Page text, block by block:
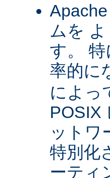
ムを
す。
率的に
によっ
POSIX
ットワ
特別化
ーティ